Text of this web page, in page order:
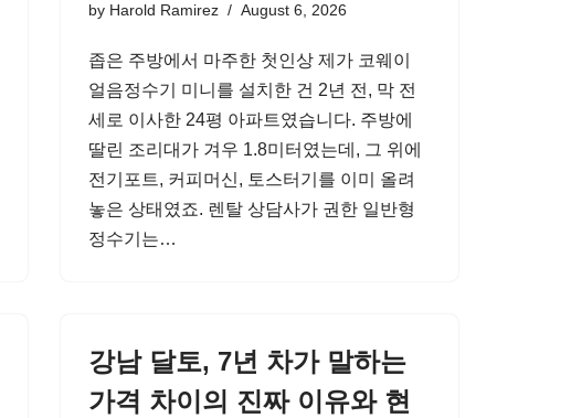
by Harold Ramirez August 6, 2026
좁은 주방에서 마주한 첫인상 제가 코웨이
얼음정수기 미니를 설치한 건 2년 전, 막 전
세로 이사한 24평 아파트였습니다. 주방에
딸린 조리대가 겨우 1.8미터였는데, 그 위에
전기포트, 커피머신, 토스터기를 이미 올려
놓은 상태였죠. 렌탈 상담사가 권한 일반형
정수기는…
강남 달토, 7년 차가 말하는
가격 차이의 진짜 이유와 현